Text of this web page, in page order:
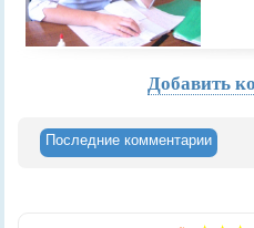
Добавить
Последние комментарии